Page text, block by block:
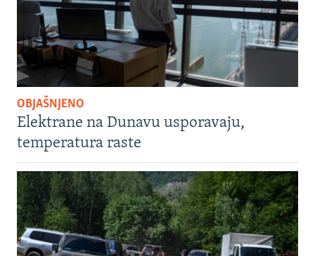
OBJAŠNJENO
Elektrane na Dunavu usporavaju,
temperatura raste